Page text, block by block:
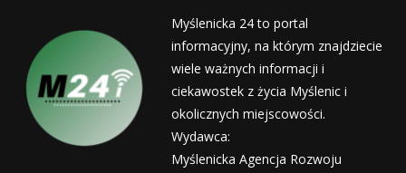
Myślenicka 24 to portal
informacyjny, na którym znajdziecie
wiele ważnych informacji i
ciekawostek z życia Myślenic i
okolicznych miejscowości.
Wydawca:
Myślenicka Agencja Rozwoju